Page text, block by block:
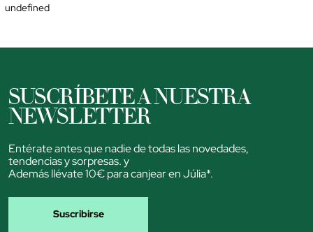
undefined
SUSCRÍBETE A NUESTRA
NEWSLETTER
Entérate antes que nadie de todas las novedades,
tendencias y sorpresas. y
Además llévate 10€ para canjear en Júlia*.
Suscribirse